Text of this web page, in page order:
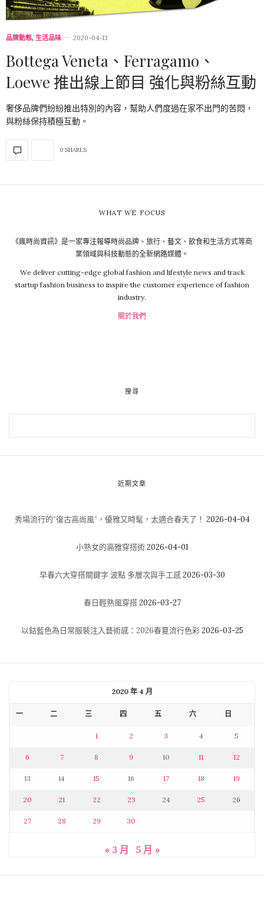
品牌動態, 生活品味 2020-04-13
Bottega Veneta、Ferragamo、
Loewe 推出線上節目 強化與粉絲互動
奢侈品牌們紛紛推出特別的內容，幫助人們度過在家不出門的苦悶，
與粉絲保持積極互動。
0 SHARES
WHAT WE FOCUS
《瘋時尚資訊》是一家專注報導時尚品牌、旅行、藝文、飲食和生活方式等商
業領域與科技動態的全新網路媒體。
We deliver cutting-edge global fashion and lifestyle news and track
startup fashion business to inspire the customer experience of fashion
industry.
關於我們
搜尋
近期文章
秀場流行的“復古高尚風”，優雅又時髦，太適合春天了！ 2026-04-04
小熟女的高雅穿搭術 2026-04-01
早春六大穿搭關鍵字 波點 多層次與手工感 2026-03-30
春日輕熟風穿搭 2026-03-27
以鈷藍色為日常服裝注入藝術感：2026春夏流行色彩 2026-03-25
2020 年 4 月
一 二 三 四 五 六 日
1 2 3 4 5
6 7 8 9 10 11 12
13 14 15 16 17 18 19
20 21 22 23 24 25 26
27 28 29 30
« 3 月 5 月 »